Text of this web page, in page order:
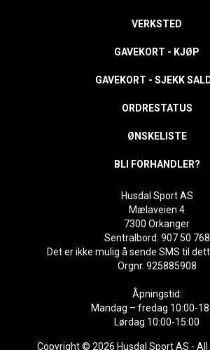
VERKSTED
GAVEKORT - KJØP
GAVEKORT - SJEKK
ORDRESTATUS
ØNSKELISTE
BLI FORHANDLER?
Husdal Sport AS
Mælaveien 4
7300 Orkanger
Sentralbord: 907 50 768
Det er ikke mulig å sende SMS til
Orgnr. 925885908
Åpningstid:
Mandag – fredag 10:00-
Lørdag 10:00-15:00
Copyright © 2026 Husdal Sport AS -